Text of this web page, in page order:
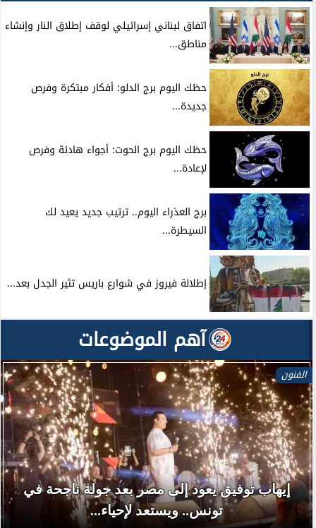
اتفاق لبناني إسرائيلي لوقف إطلاق النار وإنشاء
مناطق...
حظك اليوم برج الدلو: أفكار مبتكرة وفرص
جديدة...
حظك اليوم برج الحوت: أجواء هادئة وفرص
لإعادة...
برج العذراء اليوم.. ترتيب جديد يعيد لك
السيطرة...
إطلالة فيروز في شوارع باريس تثير الجدل بعد...
آهم الموضوعات
الفنون
إيهاب توفيق يعود إلى مصر بعد جولة ناجحة في
تونس.. ويستعد لإحياء...